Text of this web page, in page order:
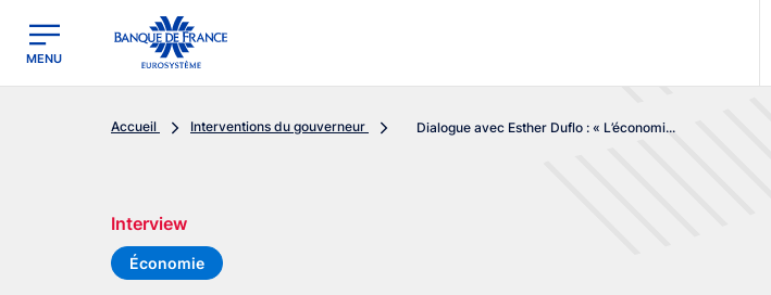
Banque de France - Menu Principal
MENU
Accueil Interventions du gouverneur Dialogue avec Esther Duflo : « L’économi...
Interview
Économie